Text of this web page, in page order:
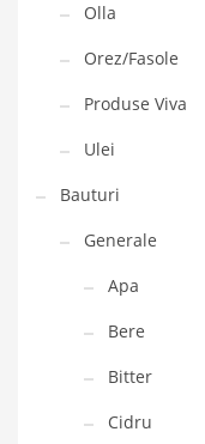
Olla
Orez/Fasole
Produse Viva
Ulei
Bauturi
Generale
Apa
Bere
Bitter
Cidru